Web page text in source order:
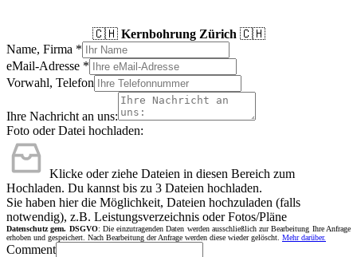
🇨🇭 Kernbohrung Zürich 🇨🇭
Name, Firma *
eMail-Adresse *
Vorwahl, Telefon
Ihre Nachricht an uns:
Foto oder Datei hochladen:
Klicke oder ziehe Dateien in diesen Bereich zum
Hochladen. Du kannst bis zu 3 Dateien hochladen.
Sie haben hier die Möglichkeit, Dateien hochzuladen (falls
notwendig), z.B. Leistungsverzeichnis oder Fotos/Pläne
Datenschutz gem. DSGVO: Die einzutragenden Daten werden ausschließlich zur Bearbeitung Ihre Anfrage
erhoben und gespeichert. Nach Bearbeitung der Anfrage werden diese wieder gelöscht. Mehr darüber.
Comment